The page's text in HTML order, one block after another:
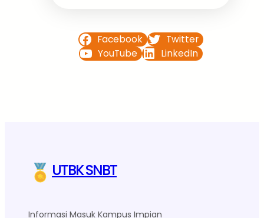
Facebook
Twitter
YouTube
LinkedIn
UTBK SNBT
Informasi Masuk Kampus Impian